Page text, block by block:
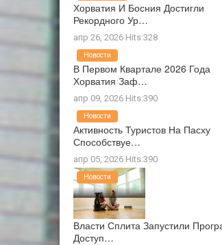
Хорватия И Босния Достигли
Рекордного Ур…
апр 26, 2026 Hits:328
В Первом Квартале 2026 Года
Хорватия Заф…
апр 09, 2026 Hits:390
Новости
Активность Туристов На Пасху
Способствуе…
апр 05, 2026 Hits:390
Новости
Власти Сплита Запустили
Доступ…
Новости